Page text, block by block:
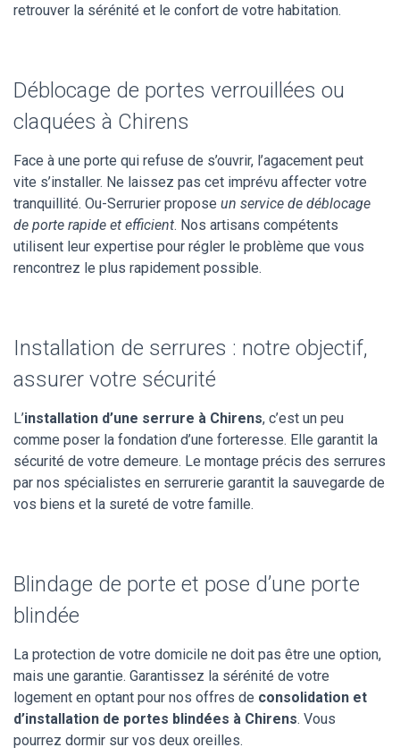
retrouver la sérénité et le confort de votre habitation.
Déblocage de portes verrouillées ou
claquées à Chirens
Face à une porte qui refuse de s’ouvrir, l’agacement peut
vite s’installer. Ne laissez pas cet imprévu affecter votre
tranquillité. Ou-Serrurier propose un service de déblocage
de porte rapide et efficient. Nos artisans compétents
utilisent leur expertise pour régler le problème que vous
rencontrez le plus rapidement possible.
Installation de serrures : notre objectif,
assurer votre sécurité
L’installation d’une serrure à Chirens, c’est un peu
comme poser la fondation d’une forteresse. Elle garantit la
sécurité de votre demeure. Le montage précis des serrures
par nos spécialistes en serrurerie garantit la sauvegarde de
vos biens et la sureté de votre famille.
Blindage de porte et pose d’une porte
blindée
La protection de votre domicile ne doit pas être une option,
mais une garantie. Garantissez la sérénité de votre
logement en optant pour nos offres de consolidation et
d’installation de portes blindées à Chirens. Vous
pourrez dormir sur vos deux oreilles.